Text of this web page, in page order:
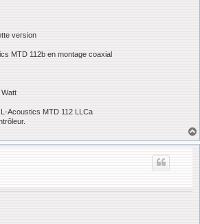
version
MTD 112b en montage coaxial
Acoustics MTD 112 LLCa